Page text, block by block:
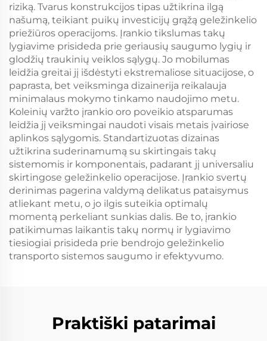
riziką. Tvarus konstrukcijos tipas užtikrina ilgą
našumą, teikiant puikų investicijų grąžą geležinkelio
priežiūros operacijoms. Įrankio tikslumas takų
lygiavime prisideda prie geriausių saugumo lygių ir
glodžių traukinių veiklos sąlygų. Jo mobilumas
leidžia greitai jį išdėstyti ekstremaliose situacijose, o
paprasta, bet veiksminga dizainerija reikalauja
minimalaus mokymo tinkamo naudojimo metu.
Koleinių varžto įrankio oro poveikio atsparumas
leidžia jį veiksmingai naudoti visais metais įvairiose
aplinkos sąlygomis. Standartizuotas dizainas
užtikrina suderinamumą su skirtingais takų
sistemomis ir komponentais, padarant jį universaliu
skirtingose geležinkelio operacijose. Įrankio svertų
derinimas pagerina valdymą delikatus pataisymus
atliekant metu, o jo ilgis suteikia optimalų
momentą perkeliant sunkias dalis. Be to, įrankio
patikimumas laikantis takų normų ir lygiavimo
tiesiogiai prisideda prie bendrojo geležinkelio
transporto sistemos saugumo ir efektyvumo.
Praktiški patarimai